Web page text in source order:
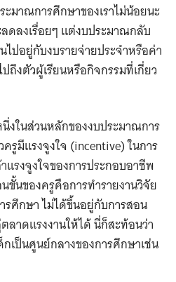
ะมาณการศึกษาของเราไม่น้อยนะ
ดลงเรื่อยๆ แต่งบประมาณกลับ
ไปอยู่กับงบรายจ่ายประจําหรือค่า
ถึงตัวผู้เรียนหรือกิจกรรมที่เกี่ยว
นึ่งในส่วนหลักของงบประมาณการ
มีแรงจูงใจ (incentive) ในการ
รงจูงใจของการประกอบอาชีพ
ขั้นของครูคือการทํารายงานวิจัย
รศึกษา ไม่ได้ขึ้นอยู่กับการสอน
าดแรงงานให้ได้ นี่ก็สะท้อนว่า
กเป็นศูนย์กลางของการศึกษาเช่น